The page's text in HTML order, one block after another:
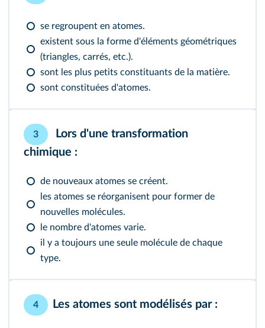
se regroupent en atomes.
existent sous la forme d'éléments géométriques
(triangles, carrés, etc.).
sont les plus petits constituants de la matière.
sont constituées d'atomes.
3
Lors d'une transformation
chimique :
de nouveaux atomes se créent.
les atomes se réorganisent pour former de
nouvelles molécules.
le nombre d'atomes varie.
il y a toujours une seule molécule de chaque
type.
4 Les atomes sont modélisés par :